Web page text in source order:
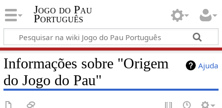
Jogo do Pau
Português
Ajuda
Informações sobre "Origem
do Jogo do Pau"